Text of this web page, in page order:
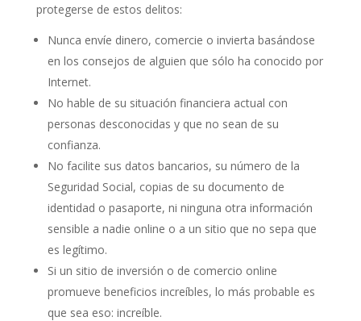
protegerse de estos delitos:
Nunca envíe dinero, comercie o invierta basándose
en los consejos de alguien que sólo ha conocido por
Internet.
No hable de su situación financiera actual con
personas desconocidas y que no sean de su
confianza.
No facilite sus datos bancarios, su número de la
Seguridad Social, copias de su documento de
identidad o pasaporte, ni ninguna otra información
sensible a nadie online o a un sitio que no sepa que
es legítimo.
Si un sitio de inversión o de comercio online
promueve beneficios increíbles, lo más probable es
que sea eso: increíble.